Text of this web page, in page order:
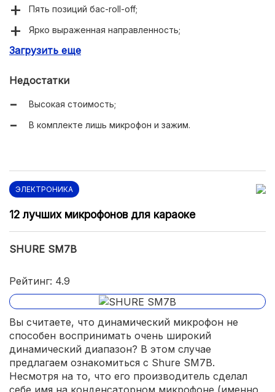
Пять позиций бас-roll-off;
Ярко выраженная направленность;
Корпус получился очень прочным;
Загрузить еще
Недостатки
Высокая стоимость;
В комплекте лишь микрофон и зажим.
ЭЛЕКТРОНИКА
12 лучших микрофонов для караоке
SHURE SM7B
Рейтинг: 4.9
Вы считаете, что динамический микрофон не
способен воспринимать очень широкий
динамический диапазон? В этом случае
предлагаем ознакомиться с Shure SM7B.
Несмотря на то, что его производитель сделал